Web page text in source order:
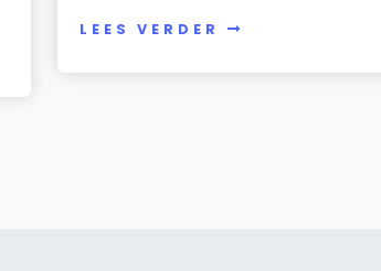
LEES VERDER